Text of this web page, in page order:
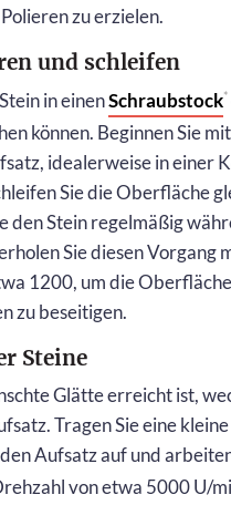
zu erzielen.
und schleifen
in einenSchraubstock*
können. Beginnen Sie
idealerweise in einer
Sie die Oberfläche
den Stein regelmäßig
Sie diesen Vorgang
1200, um die
zu beseitigen.
Steine
Glätte erreicht ist,
Tragen Sie eine
Aufsatz auf und
von etwa 5000 U/